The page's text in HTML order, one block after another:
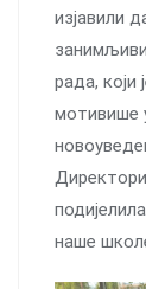
изјавили
рада,
мотивише
наше